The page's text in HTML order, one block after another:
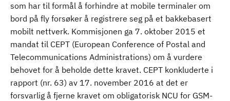
som har til formål å forhindre at mobile terminaler om
bord på fly forsøker å registrere seg på et bakkebasert
mobilt nettverk. Kommisjonen ga 7. oktober 2015 et
mandat til CEPT (European Conference of Postal and
Telecommunications Administrations) om å vurdere
behovet for å beholde dette kravet. CEPT konkluderte i
rapport (nr. 63) av 17. november 2016 at det er
forsvarlig å fjerne kravet om obligatorisk NCU for GSM-